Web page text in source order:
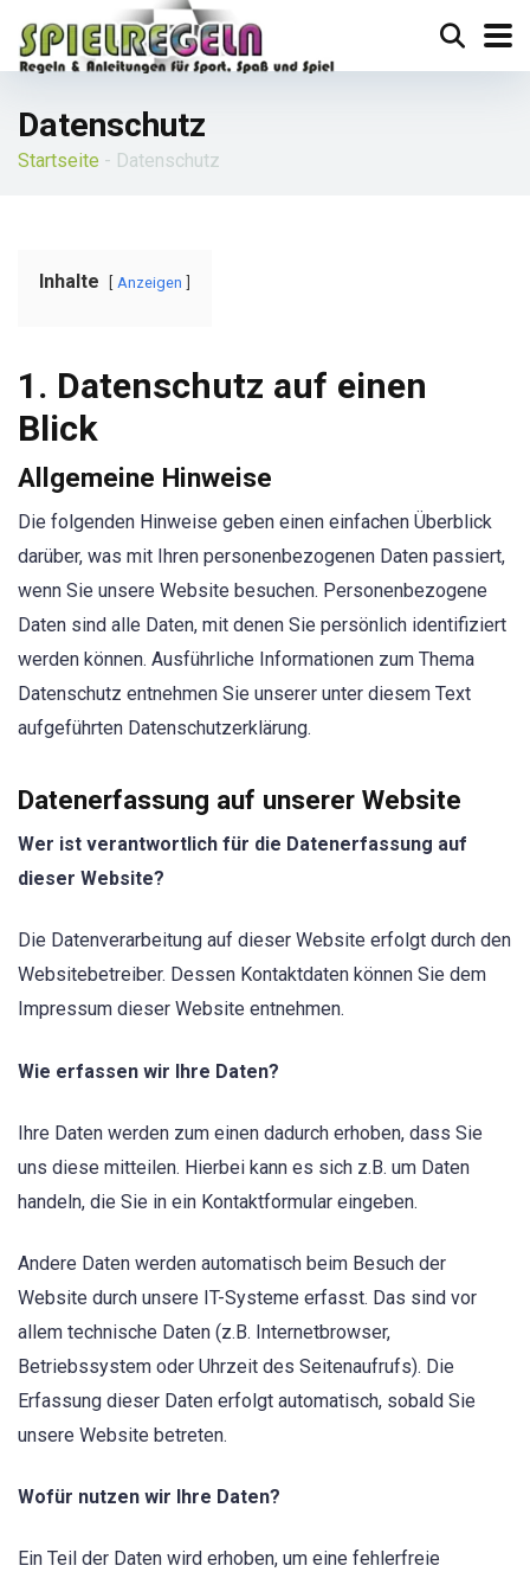
Datenschutz
Startseite - Datenschutz
Inhalte Anzeigen
1. Datenschutz auf einen
Blick
Allgemeine Hinweise
Die folgenden Hinweise geben einen einfachen Überblick
darüber, was mit Ihren personenbezogenen Daten passiert,
wenn Sie unsere Website besuchen. Personenbezogene
Daten sind alle Daten, mit denen Sie persönlich identifiziert
werden können. Ausführliche Informationen zum Thema
Datenschutz entnehmen Sie unserer unter diesem Text
aufgeführten Datenschutzerklärung.
Datenerfassung auf unserer Website
Wer ist verantwortlich für die Datenerfassung auf
dieser Website?
Die Datenverarbeitung auf dieser Website erfolgt durch den
Websitebetreiber. Dessen Kontaktdaten können Sie dem
Impressum dieser Website entnehmen.
Wie erfassen wir Ihre Daten?
Ihre Daten werden zum einen dadurch erhoben, dass Sie
uns diese mitteilen. Hierbei kann es sich z.B. um Daten
handeln, die Sie in ein Kontaktformular eingeben.
Andere Daten werden automatisch beim Besuch der
Website durch unsere IT-Systeme erfasst. Das sind vor
allem technische Daten (z.B. Internetbrowser,
Betriebssystem oder Uhrzeit des Seitenaufrufs). Die
Erfassung dieser Daten erfolgt automatisch, sobald Sie
unsere Website betreten.
Wofür nutzen wir Ihre Daten?
Ein Teil der Daten wird erhoben, um eine fehlerfreie